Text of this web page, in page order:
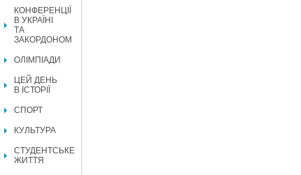
КОНФЕРЕНЦІЇ
В УКРАЇНІ
ТА
ЗАКОРДОНОМ
ОЛІМПІАДИ
ЦЕЙ ДЕНЬ
В ІСТОРІЇ
СПОРТ
КУЛЬТУРА
СТУДЕНТСЬКЕ
ЖИТТЯ